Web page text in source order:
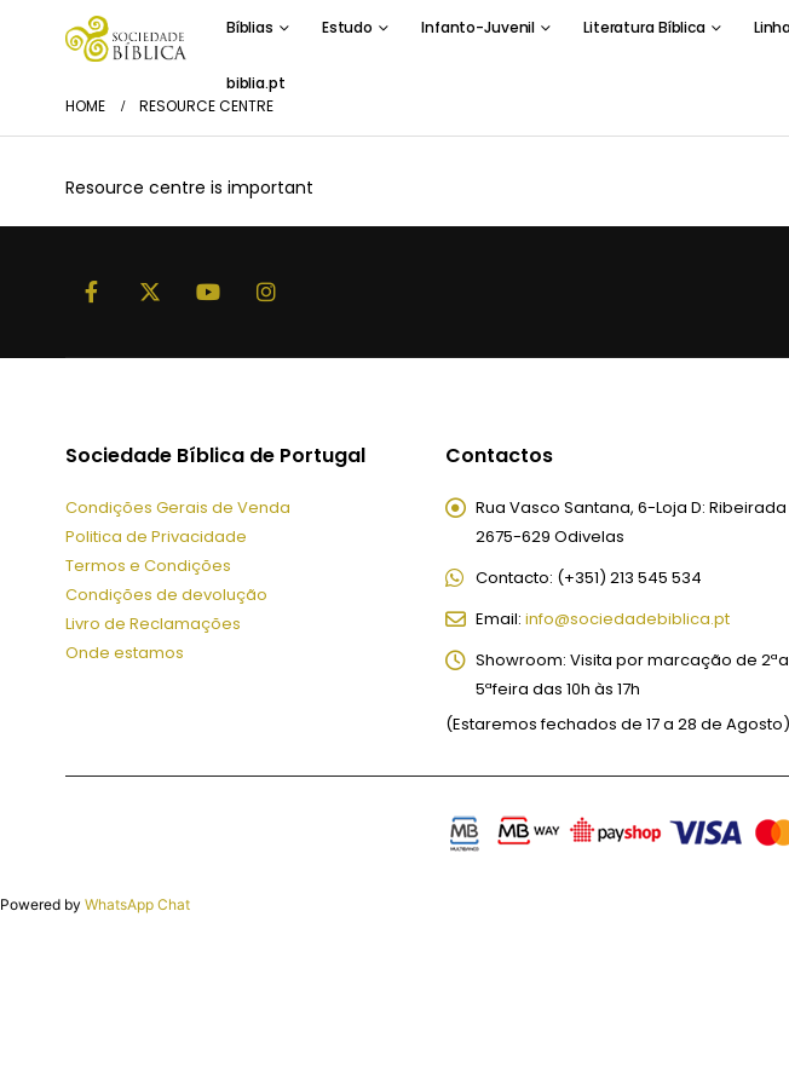
Bíblias Estudo Infanto-Juvenil Literatura Bíblica
biblia.pt
HOME RESOURCE CENTRE
Resource centre is important
Sociedade Bíblica de Portugal
Condições Gerais de Venda
Politica de Privacidade
Termos e Condições
Condições de devolução
Livro de Reclamações
Onde estamos
Contactos
Rua Vasco Santana, 6-Loja D: Ribeirada
2675-629 Odivelas
Contacto: (+351) 213 545 534
Email: info@sociedadebiblica.pt
Showroom: Visita por marcação de 2ªa
5ªfeira das 10h às 17h
(Estaremos fechados de 17 a 28 de Agosto)
Powered by WhatsApp Chat